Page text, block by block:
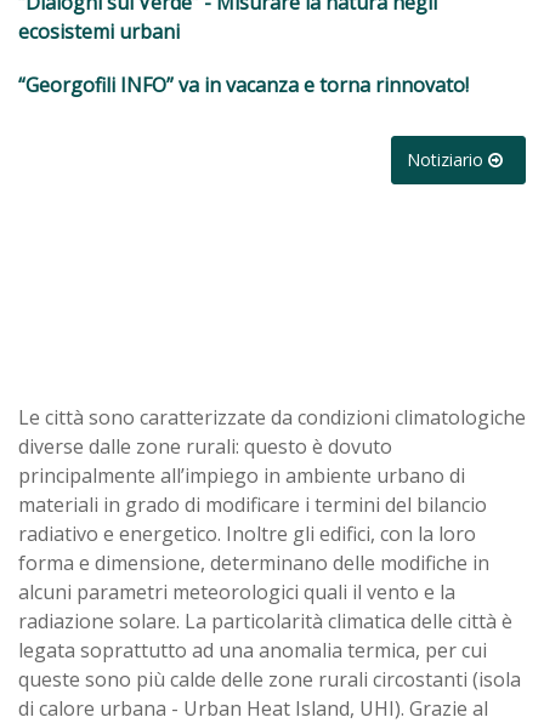
ecosistemi urbani
“Georgofili INFO” va in vacanza e torna rinnovato!
Notiziario
Le città sono caratterizzate da condizioni climatologiche
diverse dalle zone rurali: questo è dovuto
principalmente all’impiego in ambiente urbano di
materiali in grado di modificare i termini del bilancio
radiativo e energetico. Inoltre gli edifici, con la loro
forma e dimensione, determinano delle modifiche in
alcuni parametri meteorologici quali il vento e la
radiazione solare. La particolarità climatica delle città è
legata soprattutto ad una anomalia termica, per cui
queste sono più calde delle zone rurali circostanti (isola
di calore urbana - Urban Heat Island, UHI). Grazie al